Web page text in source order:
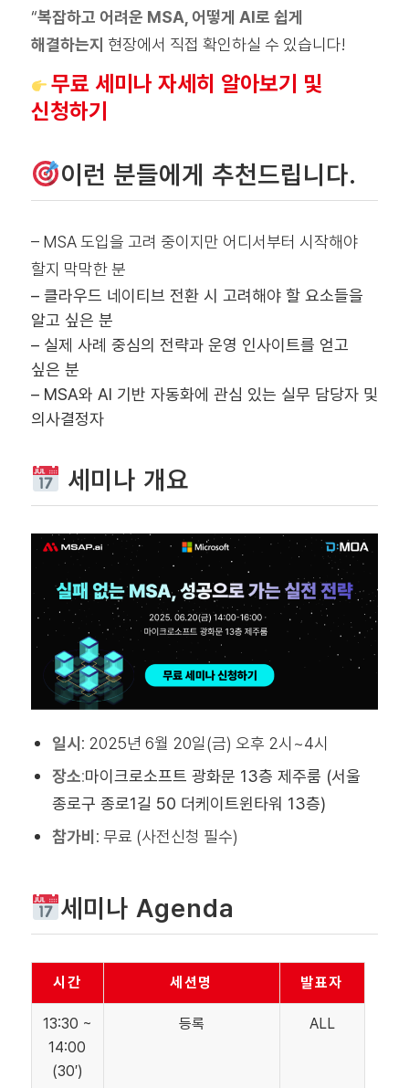
“복잡하고 어려운 MSA, 어떻게 AI로 쉽게
해결하는지 현장에서 직접 확인하실 수 있습니다!
무료 세미나 자세히 알아보기 및
신청하기
이런 분들에게 추천드립니다.
– MSA 도입을 고려 중이지만 어디서부터 시작해야
할지 막막한 분
– 클라우드 네이티브 전환 시 고려해야 할 요소들을
알고 싶은 분
– 실제 사례 중심의 전략과 운영 인사이트를 얻고
싶은 분
– MSA와 AI 기반 자동화에 관심 있는 실무 담당자 및
의사결정자
세미나 개요
일시 : 2025년 6월 20일(금) 오후 2시~4시
장소:마이크로소프트 광화문 13층 제주룸 (서울
종로구 종로1길 50 더케이트윈타워 13층)
참가비 : 무료 (사전신청 필수)
세미나 Agenda
시간 세션명 발표자
13:30 ~
14:00
(30′)
등록 ALL